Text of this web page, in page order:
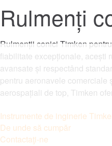
Rulmenți
Rulmenții conici Timken
fiabilitate excepționale, acești
avansate și respectând
pentru aeronavele comerciale
aerospațiali de top, Timken
Instrumente de inginerie
De unde să cumpăr
Contactaţi-ne